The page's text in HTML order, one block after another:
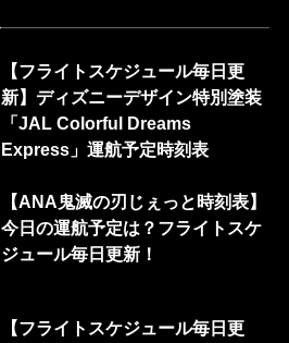
【フライトスケジュール毎日更
新】ディズニーデザイン特別塗装
「JAL Colorful Dreams
Express」運航予定時刻表
【ANA鬼滅の刃じぇっと時刻表】
今日の運航予定は？フライトスケ
ジュール毎日更新！
【フライトスケジュール毎日更